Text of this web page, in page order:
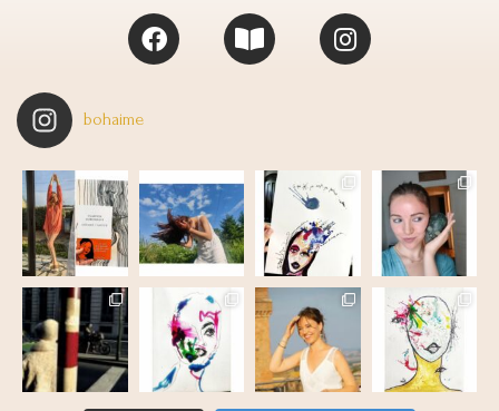
bohaime